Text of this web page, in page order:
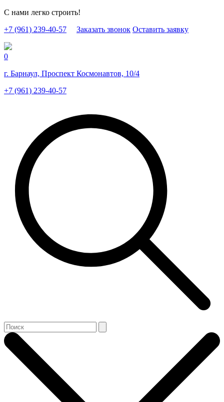
С нами легко строить!
+7 (961) 239-40-57
Заказать звонок Оставить заявку
0
г. Барнаул, Проспект Космонавтов, 10/4
+7 (961) 239-40-57